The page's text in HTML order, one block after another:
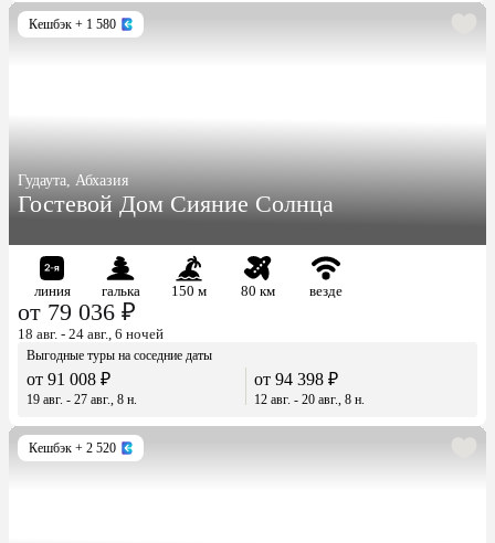
Кешбэк + 1 580
Гудаута, Абхазия
Гостевой Дом Сияние Солнца
линия галька 150 м 80 км везде
от 79 036 ₽
18 авг. - 24 авг., 6 ночей
Выгодные туры на соседние даты
от 91 008 ₽
19 авг. - 27 авг., 8 н.
от 94 398 ₽
12 авг. - 20 авг., 8 н.
Кешбэк + 2 520